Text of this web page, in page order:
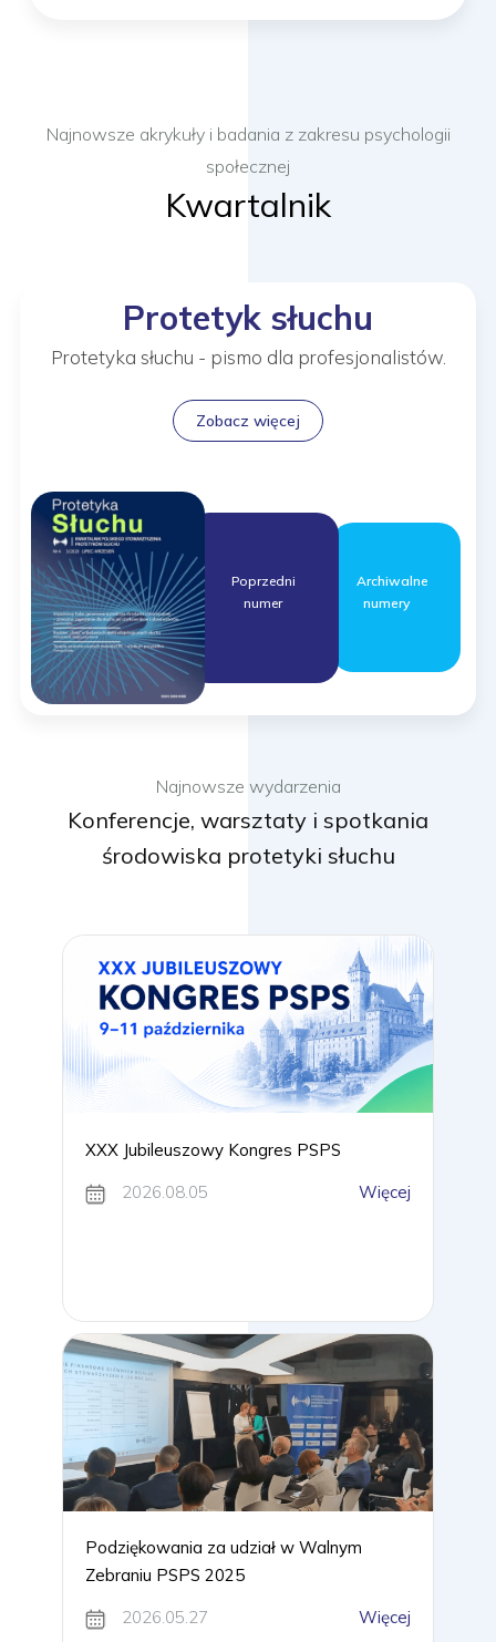
Najnowsze akrykuły i badania z zakresu psychologii
społecznej
Kwartalnik
Protetyk słuchu
Protetyka słuchu - pismo dla profesjonalistów.
Zobacz więcej
Poprzedni
numer
Archiwalne
numery
Najnowsze wydarzenia
Konferencje, warsztaty i spotkania
środowiska protetyki słuchu
XXX Jubileuszowy Kongres PSPS
2026.08.05
Więcej
Podziękowania za udział w Walnym
Zebraniu PSPS 2025
2026.05.27
Więcej